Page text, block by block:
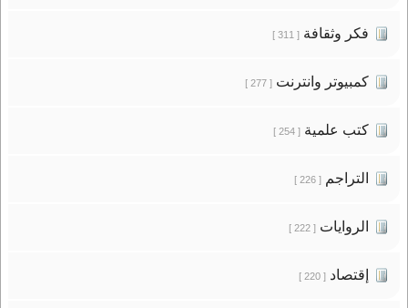
فكر وثقافة[ 311 ]
كمبيوتر وانترنت[ 277 ]
كتب علمية[ 254 ]
التراجم[ 226 ]
الروايات[ 222 ]
إقتصاد[ 220 ]